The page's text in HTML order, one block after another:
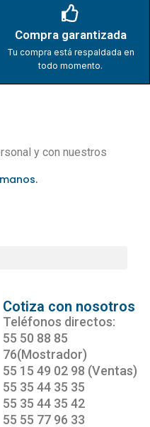
Compra garantizada
Tu compra está respaldada en
todo momento.
y con nuestros
Cotiza con nosotros
Teléfonos directos:
55 50 88 85
76(Mostrador)
55 15 49 02 98 (Ventas)
55 35 44 35 35
55 35 44 35 42
55 55 77 96 33